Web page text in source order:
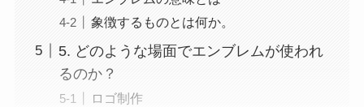
象徴するものとは何か。
5. どのような場面でエンブレムが使われ
るのか？
ロゴ制作